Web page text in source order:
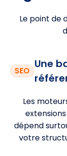
Le point de
SEO
Une
Les
dépend
votre